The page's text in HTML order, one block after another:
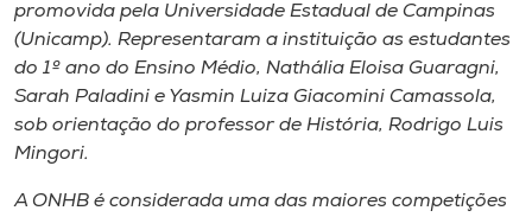
Editora
Rádio
Museu
promovida pela Universidade Estadual de Campinas
(Unicamp). Representaram a instituição as estudantes
do 1º ano do Ensino Médio, Nathália Eloisa Guaragni,
Sarah Paladini e Yasmin Luiza Giacomini Camassola,
sob orientação do professor de História, Rodrigo Luis
Mingori.
A ONHB é considerada uma das maiores competições